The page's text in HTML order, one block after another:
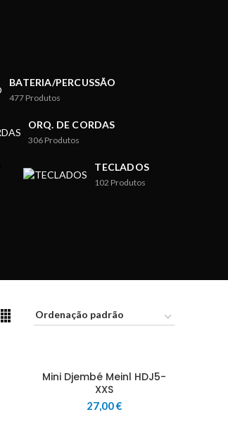
BATERIA/PERCUSSÃO
477 Produtos
ORQ. DE CORDAS
306 Produtos
TECLADOS
102 Produtos
Mini Djembé Meinl HDJ5-
XXS
27,00€